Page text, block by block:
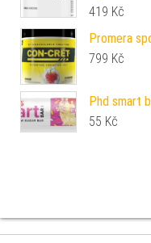
419 Kč
Promera
799 Kč
Phd smart
55 Kč